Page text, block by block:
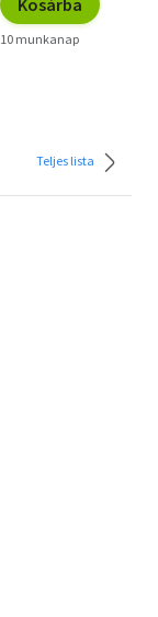
10 munkanap
Teljes lista